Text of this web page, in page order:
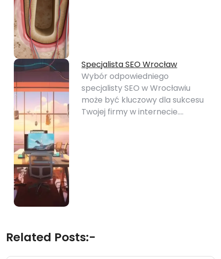
Specjalista SEO Wrocław
Wybór odpowiedniego
specjalisty SEO w Wrocławiu
może być kluczowy dla sukcesu
Twojej firmy w internecie.…
Related Posts:-